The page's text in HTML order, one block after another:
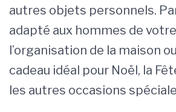
autres objets personnels.
adapté aux hommes de
l’organisation de la maison
cadeau idéal pour Noël, la
les autres occasions